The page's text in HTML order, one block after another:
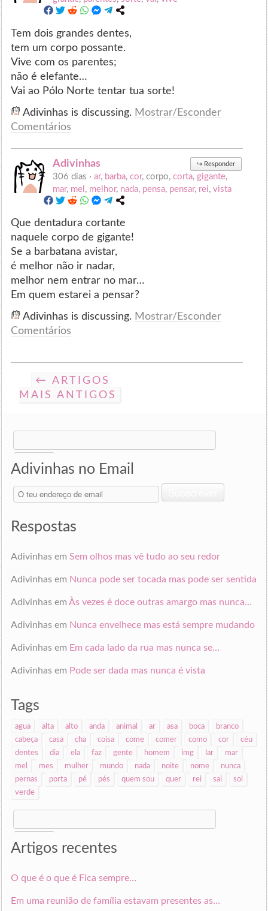
Tem dois grandes dentes,
tem um corpo possante.
Vive com os parentes;
não é elefante…
Vai ao Pólo Norte tentar tua sorte!
Adivinhas is discussing. Mostrar/Esconder
Comentários
Adivinhas ↪ Responder
306 dias ·ar, barba,cor, corpo,corta, gigante,
mar, mel , melhor, nada, pensa, pensar, rei,vista
Que dentadura cortante
naquele corpo de gigante!
Se a barbatana avistar,
é melhor não ir nadar,
melhor nem entrar no mar…
Em quem estarei a pensar?
Adivinhas is discussing. Mostrar/Esconder
Comentários
← ARTIGOS
MAIS ANTIGOS
Search
for:
Adivinhas no Email
O
teu
de
Respostas
Adivinhasem Sem olhos mas vê tudo ao seu redor
Adivinhasem Nunca pode ser tocada mas pode ser sentida
Adivinhasem Às vezes é doce outras amargo mas nunca…
Adivinhasem Nunca envelhece mas está sempre mudando
Adivinhasem Em cada lado da rua mas nunca se…
Adivinhasem Pode ser dada mas nunca é vista
Tags
agua alta alto anda animal ar asa boca
branco
cabeça
casa cha coisa come comer como cor
céu
dentes
dia ela faz gente homem img lar
mar
mel
mes mulher mundo nada noite nome
nunca
pernas
porta pé pés quem sou quer rei sai
sol
verde
Search
for:
Artigos recentes
O que é o que é Fica sempre…
Em uma reunião de família estavam presentes as…